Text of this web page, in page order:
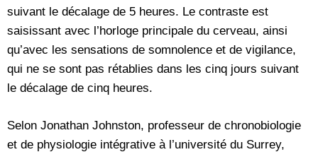
suivant le décalage de 5 heures. Le contraste est
saisissant avec l’horloge principale du cerveau, ainsi
qu’avec les sensations de somnolence et de vigilance,
qui ne se sont pas rétablies dans les cinq jours suivant
le décalage de cinq heures.
Selon Jonathan Johnston, professeur de chronobiologie
et de physiologie intégrative à l’université du Surrey,